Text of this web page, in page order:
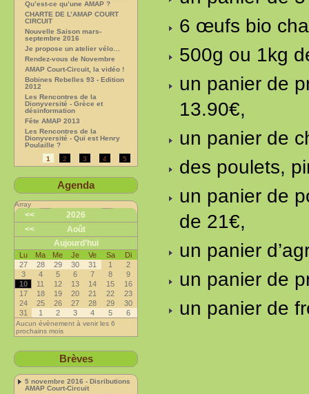
6 œufs bio
500g ou 1kg
un panier de
13.90€,
un panier de
des poulets,
un panier de
de 21€,
un panier
un panier de
un panier de
Qu’est-ce qu’une AMAP ?
CHARTE DE L’AMAP COURT
CIRCUIT
Nouvelle Saison mars-
septembre 2016
Je propose un atelier vélo…
Rendez-vous de Novembre
AMAP Court-Circuit, la vidéo !
Bobines Rebelles 93 - Edition
2012
Les Rencontres de la
Dionyversité - Grèce et
désinformation
Fête AMAP 2013
Les Rencontres de la
Dionyversité - Qui est Henry
Poulaille ?
1
2 3 4 5
Agenda
Array
<<
2026
<<
Août
Aujourd’hui
Lu Ma Me Je Ve Sa
Di
27
28 29 30 31 1
2
3
4 5 6 7 8
9
10
11 12 13 14 15
16
17
18 19 20 21 22
23
24
25 26 27 28 29
30
31
1 2 3 4 5 6
Aucun évènement à venir les 6
prochains mois
Brèves
5 novembre 2016 - Disributions
AMAP Court-Circuit